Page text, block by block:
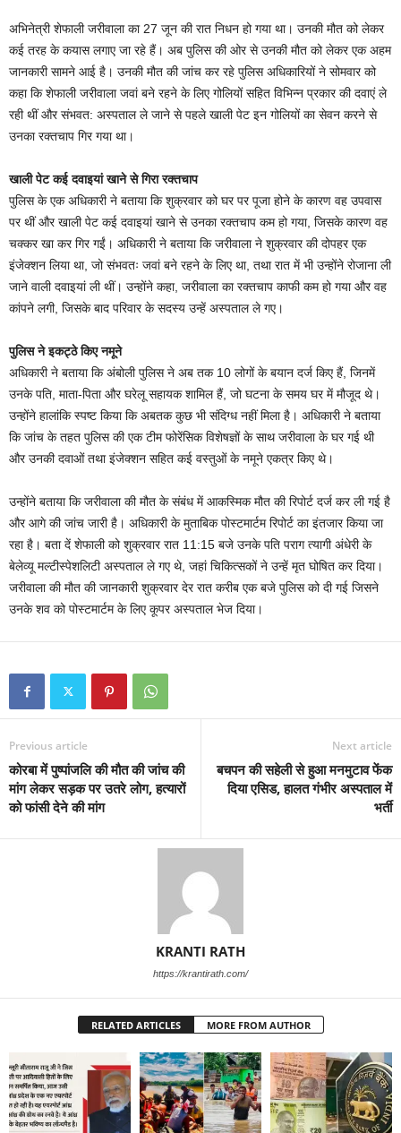
अभिनेत्री शेफाली जरीवाला का 27 जून की रात निधन हो गया था। उनकी मौत को लेकर
कई तरह के कयास लगाए जा रहे हैं। अब पुलिस की ओर से उनकी मौत को लेकर एक अहम
जानकारी सामने आई है। उनकी मौत की जांच कर रहे पुलिस अधिकारियों ने सोमवार को
कहा कि शेफाली जरीवाला जवां बने रहने के लिए गोलियों सहित विभिन्न प्रकार की दवाएं ले
रही थीं और संभवत: अस्पताल ले जाने से पहले खाली पेट इन गोलियों का सेवन करने से
उनका रक्तचाप गिर गया था।
खाली पेट कई दवाइयां खाने से गिरा रक्तचाप
पुलिस के एक अधिकारी ने बताया कि शुक्रवार को घर पर पूजा होने के कारण वह उपवास
पर थीं और खाली पेट कई दवाइयां खाने से उनका रक्तचाप कम हो गया, जिसके कारण वह
चक्कर खा कर गिर गईं। अधिकारी ने बताया कि जरीवाला ने शुक्रवार की दोपहर एक
इंजेक्शन लिया था, जो संभवतः जवां बने रहने के लिए था, तथा रात में भी उन्होंने रोजाना ली
जाने वाली दवाइयां ली थीं। उन्होंने कहा, जरीवाला का रक्तचाप काफी कम हो गया और वह
कांपने लगी, जिसके बाद परिवार के सदस्य उन्हें अस्पताल ले गए।
पुलिस ने इकट्ठे किए नमूने
अधिकारी ने बताया कि अंबोली पुलिस ने अब तक 10 लोगों के बयान दर्ज किए हैं, जिनमें
उनके पति, माता-पिता और घरेलू सहायक शामिल हैं, जो घटना के समय घर में मौजूद थे।
उन्होंने हालांकि स्पष्ट किया कि अबतक कुछ भी संदिग्ध नहीं मिला है। अधिकारी ने बताया
कि जांच के तहत पुलिस की एक टीम फोरेंसिक विशेषज्ञों के साथ जरीवाला के घर गई थी
और उनकी दवाओं तथा इंजेक्शन सहित कई वस्तुओं के नमूने एकत्र किए थे।
उन्होंने बताया कि जरीवाला की मौत के संबंध में आकस्मिक मौत की रिपोर्ट दर्ज कर ली गई है
और आगे की जांच जारी है। अधिकारी के मुताबिक पोस्टमार्टम रिपोर्ट का इंतजार किया जा
रहा है। बता दें शेफाली को शुक्रवार रात 11:15 बजे उनके पति पराग त्यागी अंधेरी के
बेलेव्यू मल्टीस्पेशलिटी अस्पताल ले गए थे, जहां चिकित्सकों ने उन्हें मृत घोषित कर दिया।
जरीवाला की मौत की जानकारी शुक्रवार देर रात करीब एक बजे पुलिस को दी गई जिसने
उनके शव को पोस्टमार्टम के लिए कूपर अस्पताल भेज दिया।
Previous article
कोरबा में पुष्पांजलि की मौत की जांच की
मांग लेकर सड़क पर उतरे लोग, हत्यारों
को फांसी देने की मांग
Next article
बचपन की सहेली से हुआ मनमुटाव फेंक
दिया एसिड, हालत गंभीर अस्पताल में
भर्ती
KRANTI RATH
https://krantirath.com/
RELATED ARTICLES MORE FROM AUTHOR